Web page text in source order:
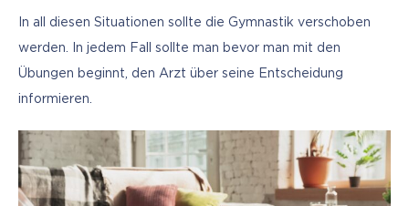
In all diesen Situationen sollte die Gymnastik verschoben
werden. In jedem Fall sollte man bevor man mit den
Übungen beginnt, den Arzt über seine Entscheidung
informieren.